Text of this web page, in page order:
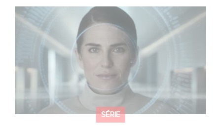
SÉRIE
La nouvelle production Gaumont USA : « Futuro Desierto